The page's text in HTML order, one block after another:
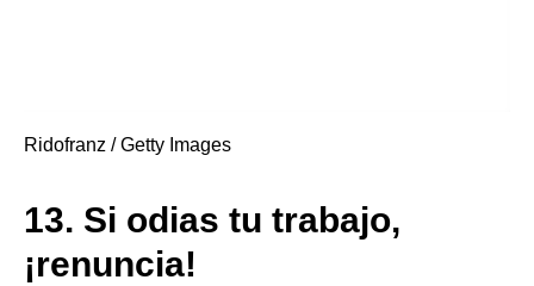
Ridofranz / Getty Images
13. Si odias tu trabajo,
¡renuncia!